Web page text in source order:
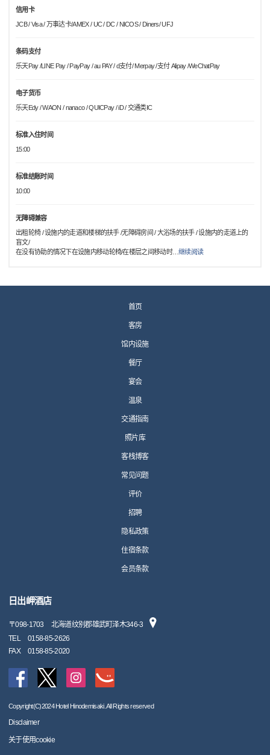
信用卡
JCB / Visa / 万事达卡/AMEX / UC / DC / NICOS / Diners/ UFJ
条码支付
乐天Pay /LINE Pay / PayPay / au PAY / d支付/ Merpay /支付 Alipay /WeChatPay
电子货币
乐天Edy / WAON / nanaco / QUICPay / iD / 交通类IC
标准入住时间
15:00
标准结账时间
10:00
无障碍兼容
出租轮椅 / 设施内的走道和楼梯的扶手 /无障碍房间 / 大浴场的扶手 / 设施内的走道上的
盲文/
在没有协助的情况下在设施内移动轮椅/在楼层之间移动时…继续阅读
首页
客房
馆内设施
餐厅
宴会
温泉
交通指南
照片库
客栈博客
常见问题
评价
招聘
隐私政策
住宿条款
会员条款
日出岬酒店
〒098-1703
北海道纹别郡雄武町泽木346-3
TEL
0158-85-2626
FAX
0158-85-2020
Copyright(C)2024 Hotel Hinodemisaki. All Rights reserved
Disclaimer
关于使用cookie